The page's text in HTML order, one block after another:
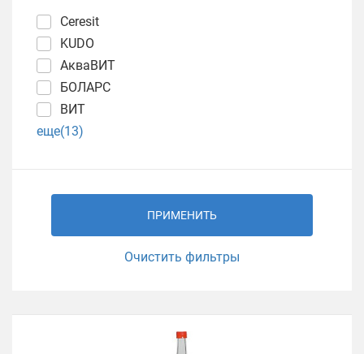
Ceresit
KUDO
АкваВИТ
БОЛАРС
ВИТ
еще(13)
ПРИМЕНИТЬ
Очистить фильтры